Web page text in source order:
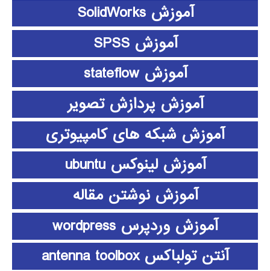
آموزش SolidWorks
آموزش SPSS
آموزش stateflow
آموزش پردازش تصویر
آموزش شبکه های کامپیوتری
آموزش لینوکس ubuntu
آموزش نوشتن مقاله
آموزش وردپرس wordpress
آنتن تولباکس antenna toolbox